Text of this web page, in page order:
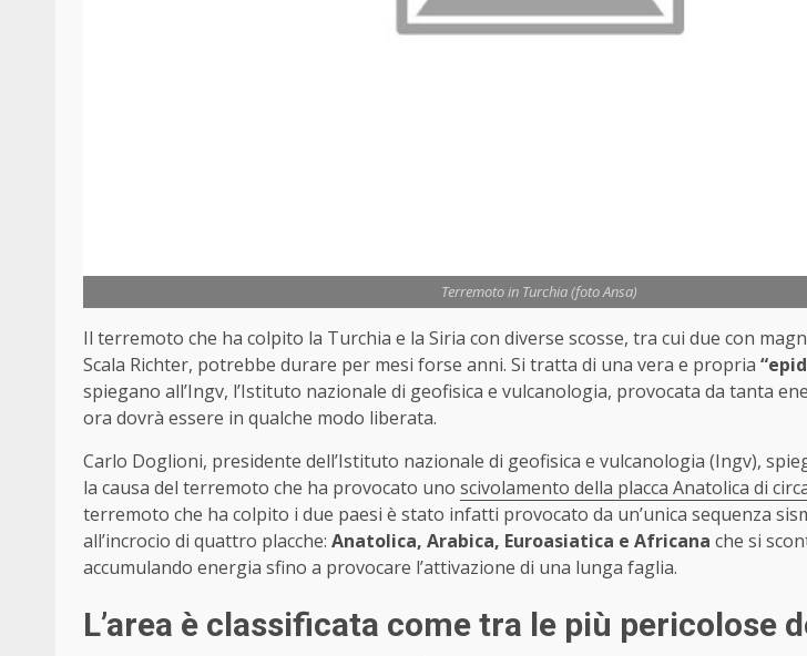
Terremoto in Turchia (foto Ansa)
Il terremoto che ha colpito la Turchia e la Siria con diverse scosse, tra cui due con
Scala Richter, potrebbe durare per mesi forse anni. Si tratta di una vera e propria
spiegano all’Ingv, l’Istituto nazionale di geofisica e vulcanologia, provocata da tanta
ora dovrà essere in qualche modo liberata.
Carlo Doglioni, presidente dell’Istituto nazionale di geofisica e vulcanologia (Ingv),
la causa del terremoto che ha provocato uno scivolamento della placca Anatolica di
terremoto che ha colpito i due paesi è stato infatti provocato da un’unica sequenza
all’incrocio di quattro placche: Anatolica, Arabica, Euroasiatica e Africana che si
accumulando energia sfino a provocare l’attivazione di una lunga faglia.
L’area è classificata come tra le più pericolose